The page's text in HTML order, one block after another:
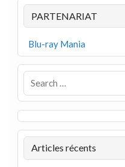
PARTENARIAT
Blu-ray Mania
Articles récents